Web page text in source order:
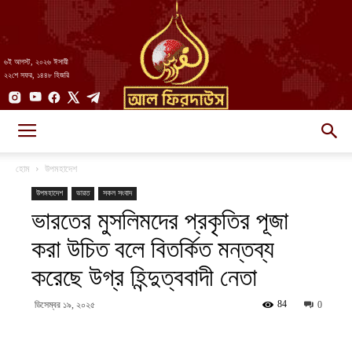
৬ই আগস্ট, ২০২৬ ঈসায়ী
২২শে সফর, ১৪৪৮ হিজরি
||
আল-
হোম উপমহাদেশ
উপমহাদেশ ভারত সকল সংবাদ
ভারতের মুসলিমদের প্রকৃতির পূজা
করা উচিত বলে বিতর্কিত মন্তব্য
করেছে উগ্র হিন্দুত্ববাদী নেতা
ডিসেম্বর ১৯, ২০২৫ 0
84